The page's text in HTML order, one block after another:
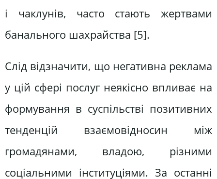
і чаклунів, часто стають жертвами
банального шахрайства [5].
Слід відзначити, що негативна реклама
у цій сфері послуг неякісно впливає на
формування в суспільстві позитивних
тенденцій взаємовідносин між
громадянами, владою, різними
соціальними інституціями. За останні